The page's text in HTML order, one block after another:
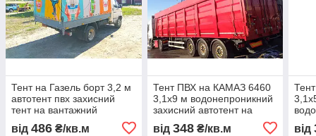
Тент на Газель борт 3,2 м
автотент пвх захисний
тент на вантажний
автомобіль встановлення
Харків виготовлення під
від 486 ₴/кв.м
Тент ПВХ на КАМАЗ 6460
3,1х9 м водонепроникний
захисний автотент на
кузов зерновоз самоскид
причіп виготовлення під
від 348₴/кв.м від